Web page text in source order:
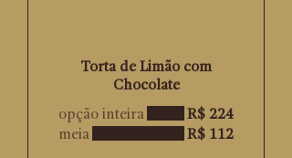
Torta de Limão com
Chocolate
opção inteira
R$ 224
meia
R$ 112